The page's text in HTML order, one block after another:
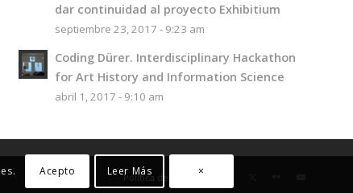
dar continuidad al proyecto Exhibitium
septiembre 23, 2017 - 9:23 am
Coding Dürer. Interdisciplinary Hackathon
for Art History and Information Science
abril 1, 2017 - 9:10 am
Política de privacidad
Acepto Leer Más ×